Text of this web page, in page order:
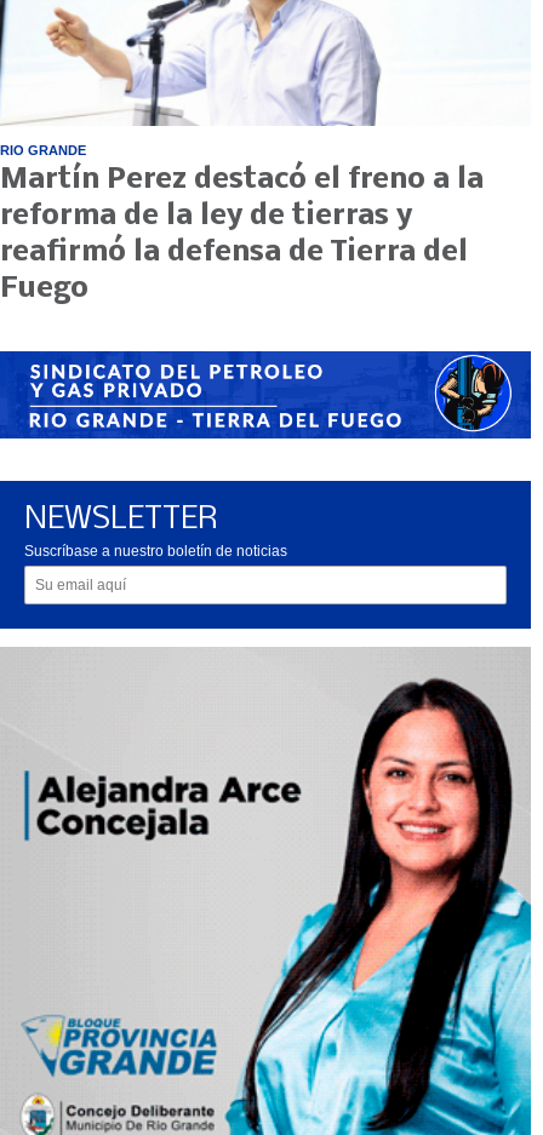
RIO GRANDE
Martín Perez destacó el freno a la
reforma de la ley de tierras y
reafirmó la defensa de Tierra del
Fuego
NEWSLETTER
Suscríbase a nuestro boletín de noticias